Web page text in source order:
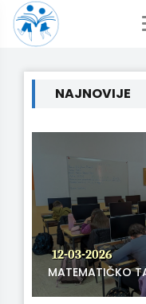
NAJNOVIJE
12-03-2026
MATEMATIČKO